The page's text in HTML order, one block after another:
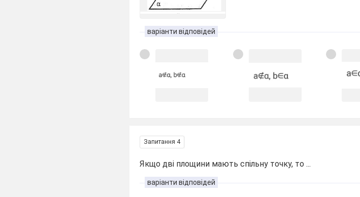
варіанти відповідей
Запитання 4
Якщо дві площини мають спільну точку, то ...
варіанти відповідей